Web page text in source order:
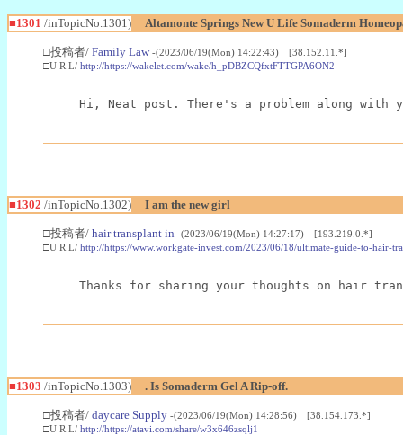
■1301 /inTopicNo.1301) Altamonte Springs New U Life Somaderm
□投稿者/ Family Law -(2023/06/19(Mon) 14:22:43) [38.152.11.*]
□U R L/ http://https://wakelet.com/wake/h_pDBZCQfxtFTTGPA6ON2
Hi, Neat post. There's a problem along
■1302 /inTopicNo.1302) I am the new girl
□投稿者/ hair transplant in -(2023/06/19(Mon) 14:27:17) [193.219.0.*]
□U R L/ http://https://www.workgate-invest.com/2023/06/18/ultimate-guide-to-hair-
Thanks for sharing your thoughts on hair
■1303 /inTopicNo.1303) . Is Somaderm Gel A Rip-off.
□投稿者/ daycare Supply -(2023/06/19(Mon) 14:28:56) [38.154.173.*]
□U R L/ http://https://atavi.com/share/w3x646zsqlj1